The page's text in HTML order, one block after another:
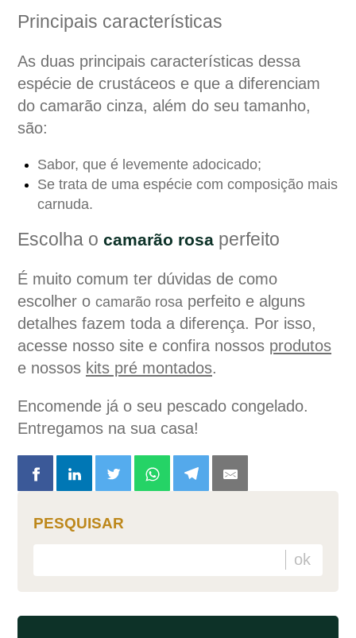
Principais características
As duas principais características dessa
espécie de crustáceos e que a diferenciam
do camarão cinza, além do seu tamanho,
são:
Sabor, que é levemente adocicado;
Se trata de uma espécie com composição mais
carnuda.
Escolha o camarão rosa perfeito
É muito comum ter dúvidas de como
escolher o camarão rosa perfeito e alguns
detalhes fazem toda a diferença. Por isso,
acesse nosso site e confira nossos produtos
e nossos kits pré montados.
Encomende já o seu pescado congelado.
Entregamos na sua casa!
PESQUISAR